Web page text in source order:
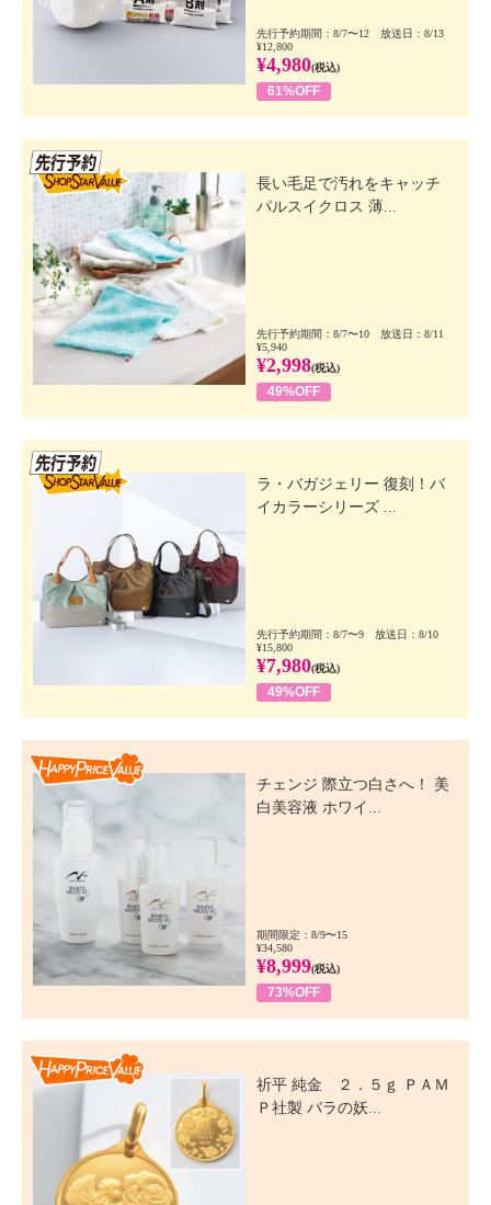
先行予約期間：8/7〜12 放送日：8/13
¥12,800
¥4,980(税込)
61%OFF
長い毛足で汚れをキャッチ
パルスイクロス 薄...
先行予約期間：8/7〜10 放送日：8/11
¥5,940
¥2,998(税込)
49%OFF
ラ・バガジェリー 復刻！バ
イカラーシリーズ ...
先行予約期間：8/7〜9 放送日：8/10
¥15,800
¥7,980(税込)
49%OFF
チェンジ 際立つ白さへ！ 美
白美容液 ホワイ...
期間限定：8/9〜15
¥34,580
¥8,999(税込)
73%OFF
祈平 純金 ２．５ｇ ＰＡＭ
Ｐ社製 バラの妖...